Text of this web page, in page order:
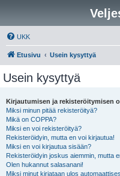
UKK
Etusivu Usein kysyttyä
Usein kysyttyä
Kirjautumisen ja rekisteröitymisen
Miksi minun pitää rekisteröityä?
Mikä on COPPA?
Miksi en voi rekisteröityä?
Rekisteröidyin, mutta en voi kirjautua!
Miksi en voi kirjautua sisään?
Rekisteröidyin joskus aiemmin, mutta
Olen hukannut salasanani!
Miksi minut kirjataan ulos